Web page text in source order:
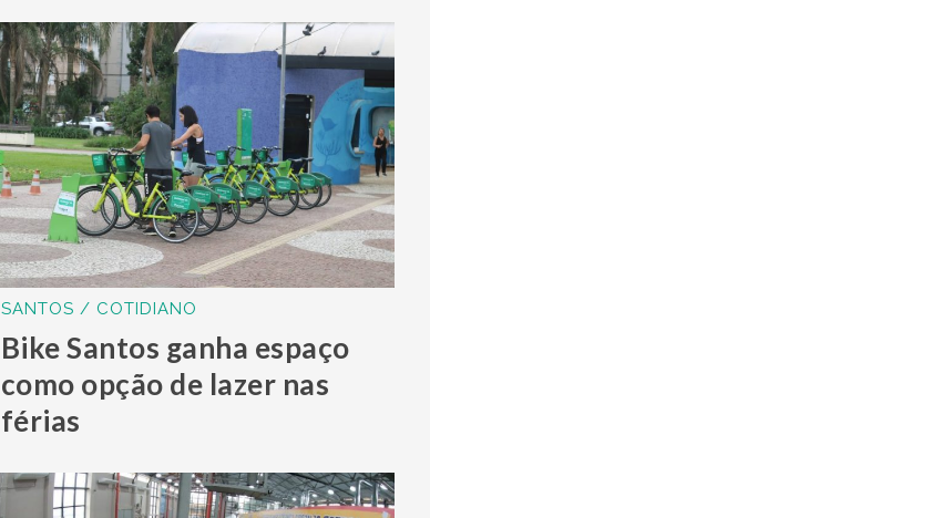
SANTOS / COTIDIANO
Bike Santos ganha espaço
como opção de lazer nas
férias